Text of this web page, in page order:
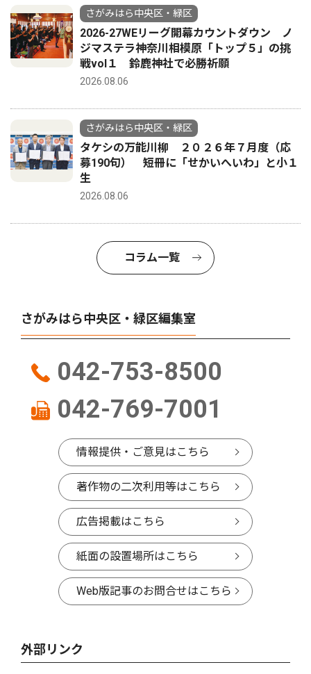
さがみはら中央区・緑区
2026-27WEリーグ開幕カウントダウン ノ
ジマステラ神奈川相模原「トップ５」の挑
戦vol１ 鈴鹿神社で必勝祈願
2026.08.06
さがみはら中央区・緑区
タケシの万能川柳 ２０２６年７月度（応
募190句） 短冊に「せかいへいわ」と小１
生
2026.08.06
コラム一覧
さがみはら中央区・緑区編集室
042-753-8500
042-769-7001
情報提供・ご意見はこちら
著作物の二次利用等はこちら
広告掲載はこちら
紙面の設置場所はこちら
Web版記事のお問合せはこちら
外部リンク